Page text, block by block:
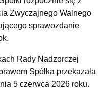
Zwyczajnego Walnego
sprawozdanie
Rady Nadzorczej
Spółka przekazała
5 czerwca 2026 roku.